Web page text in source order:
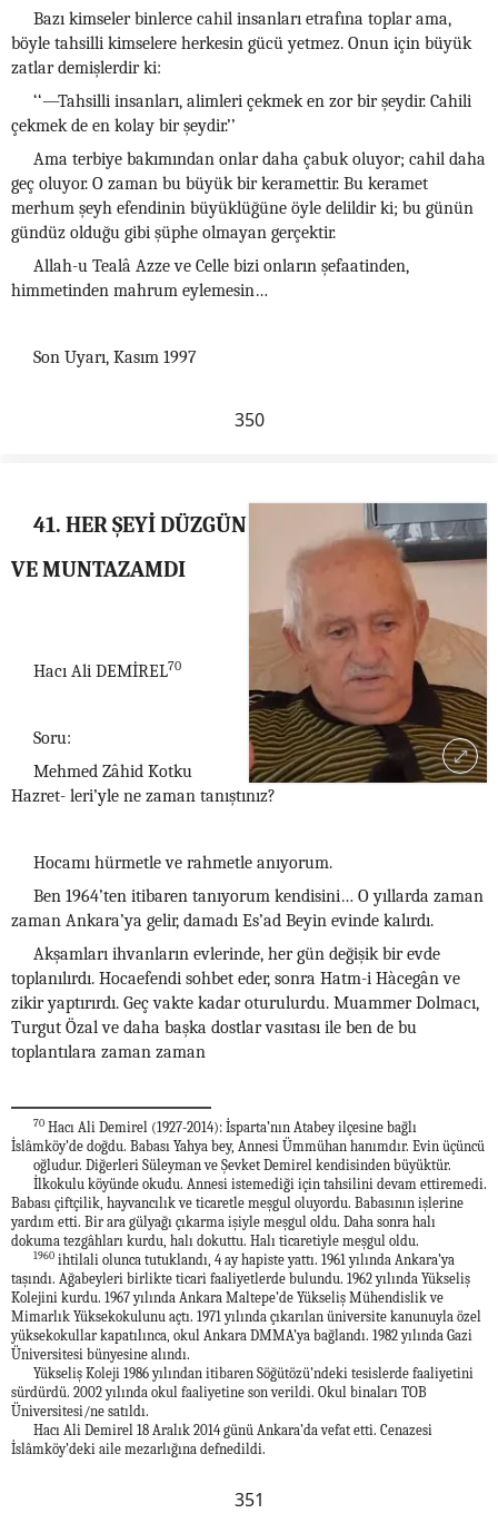
Bazı kimseler binlerce cahil insanları etrafına toplar ama,
böyle tahsilli kimselere herkesin gücü yetmez. Onun için büyük
zatlar demişlerdir ki:
‘‘—Tahsilli insanları, alimleri çekmek en zor bir şeydir. Cahili
çekmek de en kolay bir şeydir.’’
Ama terbiye bakımından onlar daha çabuk oluyor; cahil daha
geç oluyor. O zaman bu büyük bir keramettir. Bu keramet
merhum şeyh efendinin büyüklüğüne öyle delildir ki; bu günün
gündüz olduğu gibi şüphe olmayan gerçektir.
Allah-u Tealâ Azze ve Celle bizi onların şefaatinden,
himmetinden mahrum eylemesin…
Son Uyarı, Kasım 1997
350
41. HER ŞEYİ DÜZGÜN
VE MUNTAZAMDI
Hacı Ali DEMİREL70
Soru:
Mehmed Zâhid Kotku
Hazret- leri’yle ne zaman tanıştınız?
Hocamı hürmetle ve rahmetle anıyorum.
Ben 1964’ten itibaren tanıyorum kendisini… O yıllarda zaman
zaman Ankara’ya gelir, damadı Es’ad Beyin evinde kalırdı.
Akşamları ihvanların evlerinde, her gün değişik bir evde
toplanılırdı. Hocaefendi sohbet eder, sonra Hatm-i Hàcegân ve
zikir yaptırırdı. Geç vakte kadar oturulurdu. Muammer Dolmacı,
Turgut Özal ve daha başka dostlar vasıtası ile ben de bu
toplantılara zaman zaman
70 Hacı Ali Demirel (1927-2014): İsparta’nın Atabey ilçesine bağlı
İslâmköy’de doğdu. Babası Yahya bey, Annesi Ümmühan hanımdır. Evin üçüncü
oğludur. Diğerleri Süleyman ve Şevket Demirel kendisinden büyüktür.
İlkokulu köyünde okudu. Annesi istemediği için tahsilini devam ettiremedi.
Babası çiftçilik, hayvancılık ve ticaretle meşgul oluyordu. Babasının işlerine
yardım etti. Bir ara gülyağı çıkarma işiyle meşgul oldu. Daha sonra halı
dokuma tezgâhları kurdu, halı dokuttu. Halı ticaretiyle meşgul oldu.
1960 ihtilali olunca tutuklandı, 4 ay hapiste yattı. 1961 yılında Ankara’ya
taşındı. Ağabeyleri birlikte ticari faaliyetlerde bulundu. 1962 yılında Yükseliş
Kolejini kurdu. 1967 yılında Ankara Maltepe’de Yükseliş Mühendislik ve
Mimarlık Yüksekokulunu açtı. 1971 yılında çıkarılan üniversite kanunuyla özel
yüksekokullar kapatılınca, okul Ankara DMMA’ya bağlandı. 1982 yılında Gazi
Üniversitesi bünyesine alındı.
Yükseliş Koleji 1986 yılından itibaren Söğütözü’ndeki tesislerde faaliyetini
sürdürdü. 2002 yılında okul faaliyetine son verildi. Okul binaları TOB
Üniversitesi/ne satıldı.
Hacı Ali Demirel 18 Aralık 2014 günü Ankara’da vefat etti. Cenazesi
İslâmköy’deki aile mezarlığına defnedildi.
351